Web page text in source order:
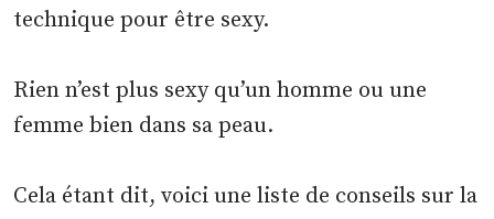
technique pour être sexy.
Rien n’est plus sexy qu’un homme ou une
femme bien dans sa peau.
Cela étant dit, voici une liste de conseils sur la